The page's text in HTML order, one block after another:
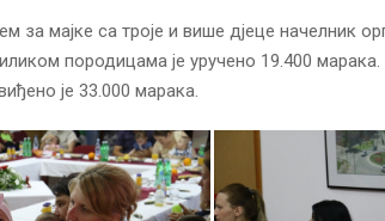
за мајке са троје и више дјеце начелник
породицама је уручено 19.400
је 33.000 марака.